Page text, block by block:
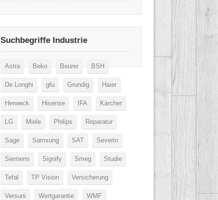
Suchbegriffe Industrie
Astra Beko Beurer BSH
De Longhi gfu Grundig Haier
Herweck Hisense IFA Kärcher
LG Miele Philips Reparatur
Sage Samsung SAT Severin
Siemens Signify Smeg Studie
Tefal TP Vision Versicherung
Versuni Wertgarantie WMF